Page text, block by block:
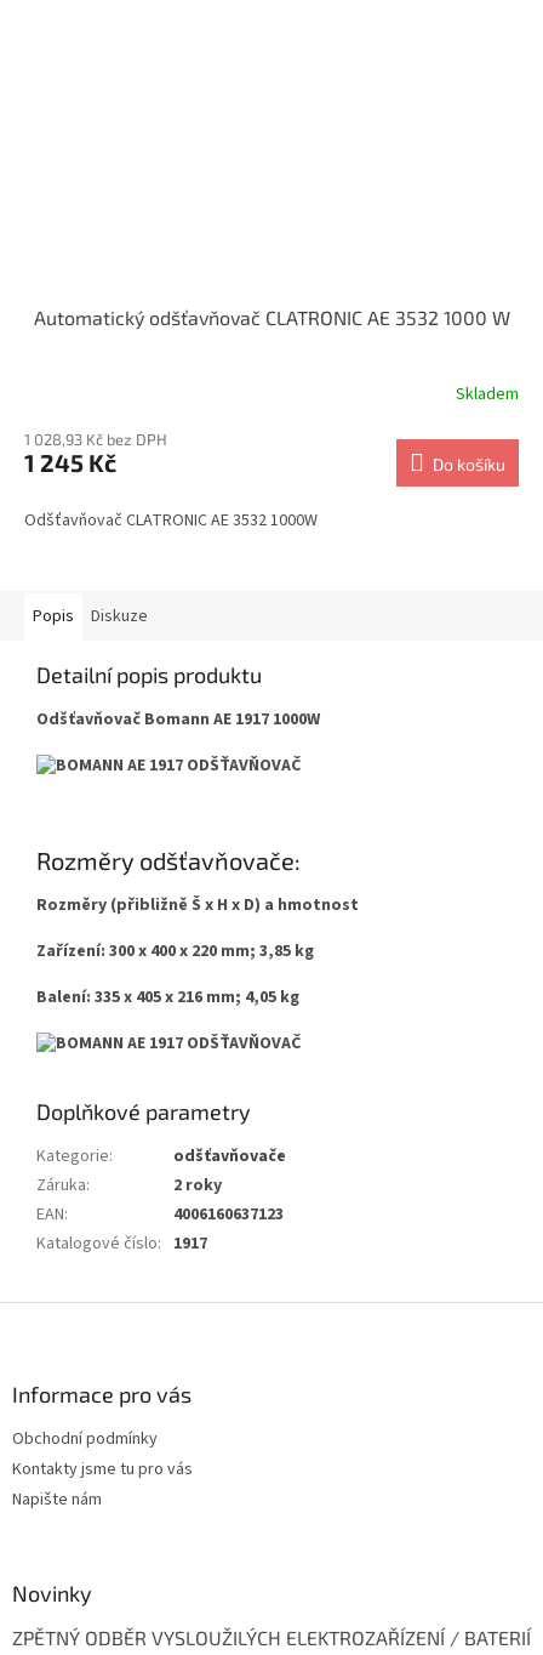
Automatický odšťavňovač CLATRONIC AE 3532 1000 W
Skladem
1 028,93 Kč bez DPH
1 245 Kč Do košíku
Odšťavňovač CLATRONIC AE 3532 1000W
Popis Diskuze
Detailní popis produktu
Odšťavňovač Bomann AE 1917 1000W
Rozměry odšťavňovače:
Rozměry (přibližně Š x H x D) a hmotnost
Zařízení: 300 x 400 x 220 mm; 3,85 kg
Balení: 335 x 405 x 216 mm; 4,05 kg
Doplňkové parametry
Kategorie:
odšťavňovače
Záruka:
2 roky
EAN:
4006160637123
Katalogové číslo: 1917
Informace pro vás
Obchodní podmínky
Kontakty jsme tu pro vás
Napište nám
Novinky
ZPĚTNÝ ODBĚR VYSLOUŽILÝCH ELEKTROZAŘÍZENÍ / BATERIÍ